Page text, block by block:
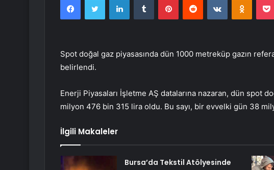
Spot doğal gaz piyasasında dün 1000 metreküp gazın
belirlendi.
Enerji Piyasaları İşletme AŞ datalarına nazaran, dün spot
milyon 476 bin 315 lira oldu. Bu sayı, bir evvelki gün 38
İlgili Makaleler
Bursa’da Tekstil Atölyesinde